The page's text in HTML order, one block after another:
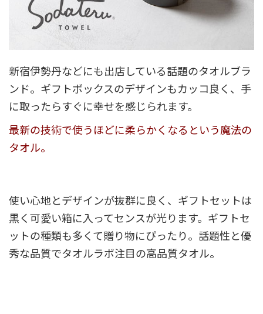
新宿伊勢丹などにも出店している話題のタオルブラ
ンド。ギフトボックスのデザインもカッコ良く、手
に取ったらすぐに幸せを感じられます。
最新の技術で使うほどに柔らかくなるという魔法の
タオル。
使い心地とデザインが抜群に良く、ギフトセットは
黒く可愛い箱に入ってセンスが光ります。ギフトセ
ットの種類も多くて贈り物にぴったり。話題性と優
秀な品質でタオルラボ注目の高品質タオル。